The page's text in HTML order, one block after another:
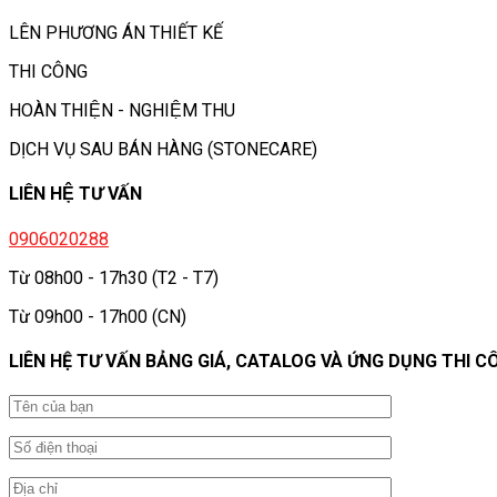
LÊN PHƯƠNG ÁN THIẾT KẾ
THI CÔNG
HOÀN THIỆN - NGHIỆM THU
DỊCH VỤ SAU BÁN HÀNG (STONECARE)
LIÊN HỆ TƯ VẤN
0906020288
Từ 08h00 - 17h30 (T2 - T7)
Từ 09h00 - 17h00 (CN)
LIÊN HỆ TƯ VẤN BẢNG GIÁ, CATALOG VÀ ỨNG DỤNG THI